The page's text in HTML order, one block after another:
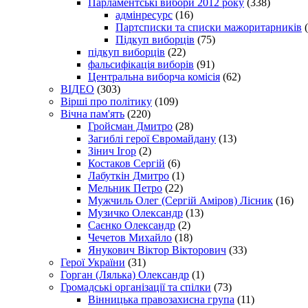
адмінресурс (16)
Партсписки та списки мажоритарників
Підкуп виборців (75)
підкуп виборців (22)
фальсифікація виборів (91)
Центральна виборча комісія (62)
ВІДЕО (303)
Вірші про політику (109)
Вічна пам'ять (220)
Гройсман Дмитро (28)
Загиблі герої Євромайдану (13)
Зінич Ігор (2)
Костаков Сергій (6)
Лабуткін Дмитро (1)
Мельник Петро (22)
Мужчиль Олег (Сергій Аміров) Лісник (16)
Музичко Олександр (13)
Саєнко Олександр (2)
Чечетов Михайло (18)
Янукович Віктор Вікторович (33)
Герої України (31)
Горган (Лялька) Олександр (1)
Громадські організації та спілки (73)
Вінницька правозахисна група (11)